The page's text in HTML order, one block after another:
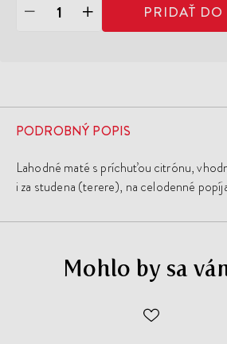
PRIDAŤ DO
PODROBNÝ POPIS
Lahodné maté s príchuťou citrónu,
i za studena (terere), na celodenné
Mohlo by sa
ODOBER